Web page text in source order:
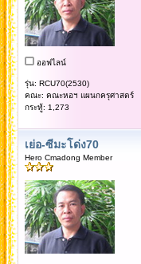
ออฟไลน์
รุ่น: RCU70(2530)
คณะ: คณะหอฯ แผนกครุศาสตร์
กระทู้: 1,273
เย่อ-ซีมะโด่ง70
Hero Cmadong Member